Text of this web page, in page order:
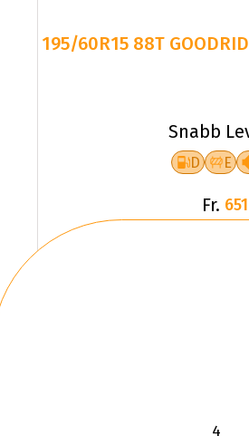
195/60R15 88T
Snabb
D E
Fr.